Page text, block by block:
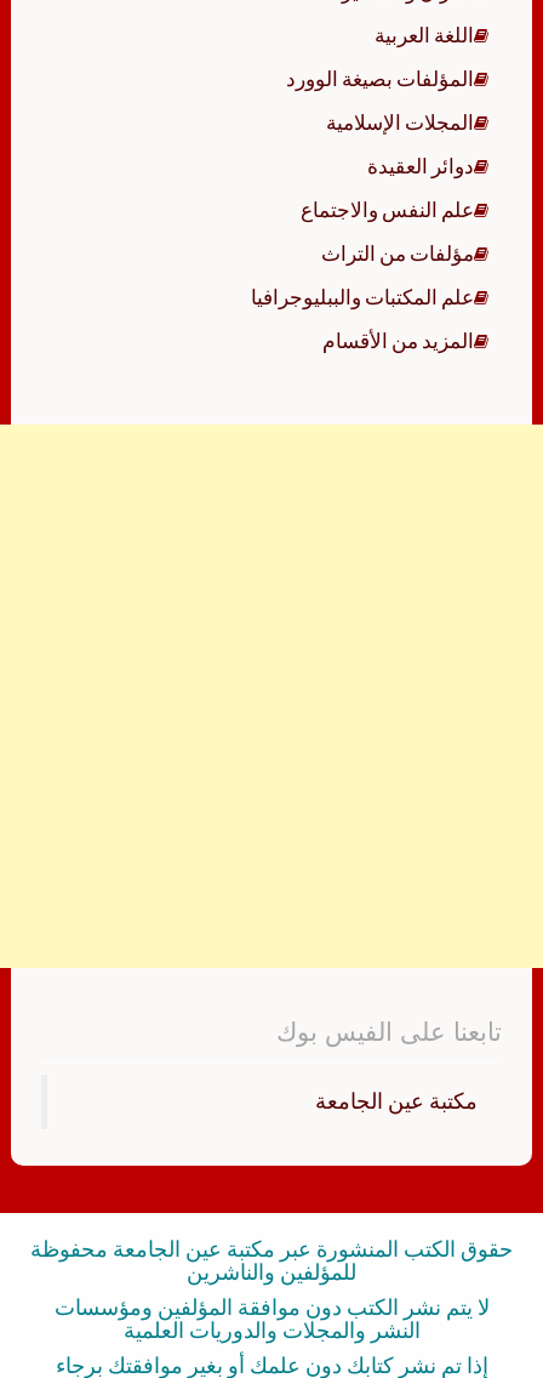
اللغة العربية
المؤلفات بصيغة الوورد
المجلات الإسلامية
دوائر العقيدة
علم النفس والاجتماع
مؤلفات من التراث
علم المكتبات والببليوجرافيا
المزيد من الأقسام
تابعنا على الفيس بوك
‏مكتبة عين الجامعة‏
حقوق الكتب المنشورة عبر مكتبة عين الجامعة محفوظة
للمؤلفين والناشرين
لا يتم نشر الكتب دون موافقة المؤلفين ومؤسسات
النشر والمجلات والدوريات العلمية
إذا تم نشر كتابك دون علمك أو بغير موافقتك برجاء